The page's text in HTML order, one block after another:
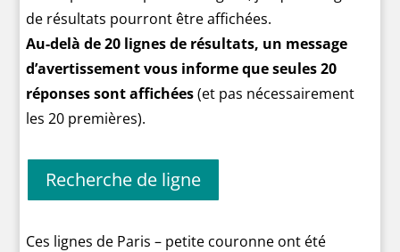
de résultats pourront être affichées.
Au-delà de 20 lignes de résultats, un message
d’avertissement vous informe que seules 20
réponses sont affichées(et pas nécessairement
les 20 premières).
Recherche de ligne
Ces lignes de Paris – petite couronne ont été